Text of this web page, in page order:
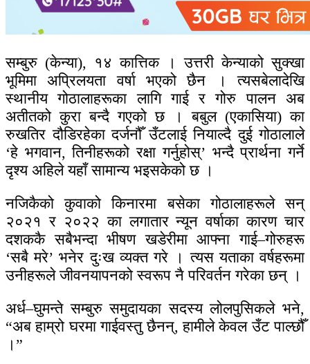
सम्बुरु (केन्या), १४ कात्तिक । उत्तरी केन्याको सुक्खा
भूमिमा अप्रिलयता वर्षा भएको छैन । त्यसबेलादेखि
स्थानीय गोठालाहरूका लागि गाई र गोरु पालन अब
अतीतको कुरा बन्दै गएको छ । बबुल (एकासिया) का
रुखतिर दौडिरहेका दर्जनौँ उँटलाई नियाल्दै दुई गोठालाले
‘हे भगवान, तिनीहरूको रक्षा गर्नुहोस्’ भन्दै प्रार्थना गर्ने
दृश्य अहिले यहाँ सामान्य भइसकेको छ ।
नजिकैको कुवाको किनारमा बसेका गोठालाहरूले सन्
२०२१ र २०२२ का लगातार न्यून वर्षाका कारण चार
दशककै सबैभन्दा भीषण खडेरीमा आफ्ना गाई–गोरुहरू
‘सबै मरे’ भनेर दुःख व्यक्त गरे । त्यस यताका वर्षहरूमा
उनीहरूले जीवनयापनको स्वरूप नै परिवर्तन गरेका छन् ।
अर्ध–घुमन्ते सम्बुरु समुदायका सदस्य लोलपुसिकले भने,
“अब हाम्रो घरमा गाईवस्तु छैनन्, हामीले केवल उँट पाल्छौँ
।”